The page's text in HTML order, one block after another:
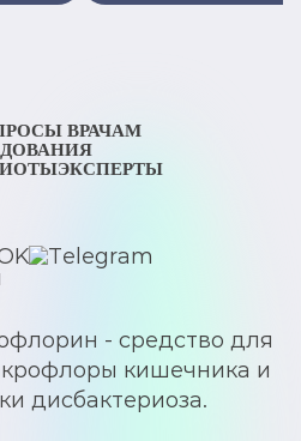
ВРАЧАМ
ЭКСПЕРТЫ
- средство для
кишечника и
дисбактериоза.